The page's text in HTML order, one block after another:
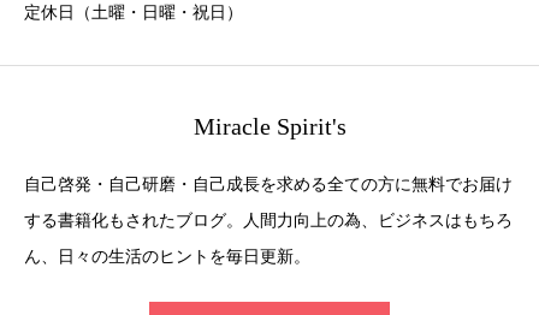
定休日（土曜・日曜・祝日）
Miracle Spirit's
自己啓発・自己研磨・自己成長を求める全ての方に無料でお届け
する書籍化もされたブログ。人間力向上の為、ビジネスはもちろ
ん、日々の生活のヒントを毎日更新。